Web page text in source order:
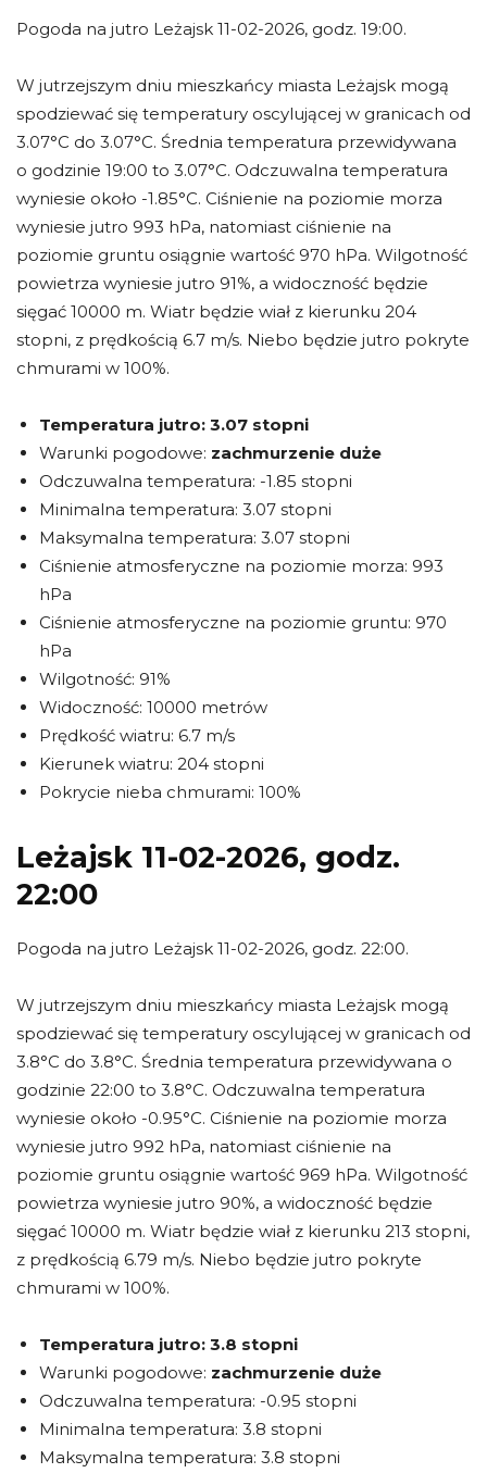
Pogoda na jutro Leżajsk 11-02-2026, godz. 19:00.
W jutrzejszym dniu mieszkańcy miasta Leżajsk mogą
spodziewać się temperatury oscylującej w granicach od
3.07°C do 3.07°C. Średnia temperatura przewidywana
o godzinie 19:00 to 3.07°C. Odczuwalna temperatura
wyniesie około -1.85°C. Ciśnienie na poziomie morza
wyniesie jutro 993 hPa, natomiast ciśnienie na
poziomie gruntu osiągnie wartość 970 hPa. Wilgotność
powietrza wyniesie jutro 91%, a widoczność będzie
sięgać 10000 m. Wiatr będzie wiał z kierunku 204
stopni, z prędkością 6.7 m/s. Niebo będzie jutro pokryte
chmurami w 100%.
Temperatura jutro: 3.07 stopni
Warunki pogodowe: zachmurzenie duże
Odczuwalna temperatura: -1.85 stopni
Minimalna temperatura: 3.07 stopni
Maksymalna temperatura: 3.07 stopni
Ciśnienie atmosferyczne na poziomie morza: 993
hPa
Ciśnienie atmosferyczne na poziomie gruntu: 970
hPa
Wilgotność: 91%
Widoczność: 10000 metrów
Prędkość wiatru: 6.7 m/s
Kierunek wiatru: 204 stopni
Pokrycie nieba chmurami: 100%
Leżajsk 11-02-2026, godz.
22:00
Pogoda na jutro Leżajsk 11-02-2026, godz. 22:00.
W jutrzejszym dniu mieszkańcy miasta Leżajsk mogą
spodziewać się temperatury oscylującej w granicach od
3.8°C do 3.8°C. Średnia temperatura przewidywana o
godzinie 22:00 to 3.8°C. Odczuwalna temperatura
wyniesie około -0.95°C. Ciśnienie na poziomie morza
wyniesie jutro 992 hPa, natomiast ciśnienie na
poziomie gruntu osiągnie wartość 969 hPa. Wilgotność
powietrza wyniesie jutro 90%, a widoczność będzie
sięgać 10000 m. Wiatr będzie wiał z kierunku 213 stopni,
z prędkością 6.79 m/s. Niebo będzie jutro pokryte
chmurami w 100%.
Temperatura jutro: 3.8 stopni
Warunki pogodowe: zachmurzenie duże
Odczuwalna temperatura: -0.95 stopni
Minimalna temperatura: 3.8 stopni
Maksymalna temperatura: 3.8 stopni